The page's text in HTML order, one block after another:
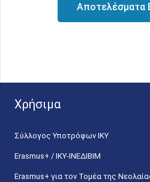
Αποτελέσματα
Χρήσιμα
Σύλλογος Υποτρόφων ΙΚΥ
Erasmus+ / ΙΚΥ-ΙΝΕΔΙΒΙΜ
Erasmus+ για τον Τομέα της